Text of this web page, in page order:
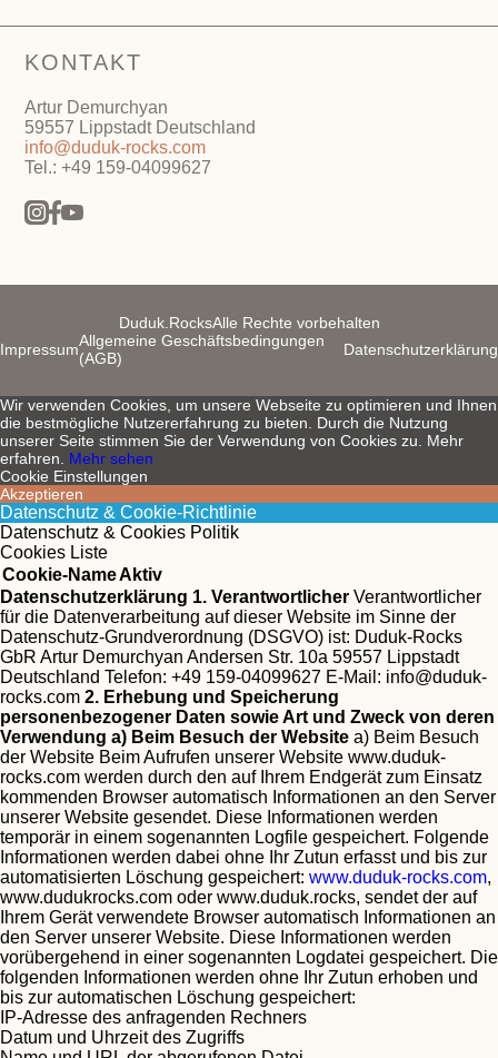
KONTAKT
Artur Demurchyan
59557 Lippstadt Deutschland
info@duduk-rocks.com
Tel.: +49 159-04099627
Duduk.RocksAlle Rechte vorbehalten
ImpressumAllgemeine Geschäftsbedingungen
(AGB)
Datenschutzerklärung
Wir verwenden Cookies, um unsere Webseite zu optimieren und Ihnen
die bestmögliche Nutzererfahrung zu bieten. Durch die Nutzung
unserer Seite stimmen Sie der Verwendung von Cookies zu. Mehr
erfahren. Mehr sehen
Cookie Einstellungen
Akzeptieren
Datenschutz & Cookie-Richtlinie
Datenschutz & Cookies Politik
Cookies Liste
Cookie-NameAktiv
Datenschutzerklärung 1. Verantwortlicher Verantwortlicher
für die Datenverarbeitung auf dieser Website im Sinne der
Datenschutz-Grundverordnung (DSGVO) ist: Duduk-Rocks
GbR Artur Demurchyan Andersen Str. 10a 59557 Lippstadt
Deutschland Telefon: +49 159-04099627 E-Mail: info@duduk-
rocks.com 2. Erhebung und Speicherung
personenbezogener Daten sowie Art und Zweck von deren
Verwendung a) Beim Besuch der Website a) Beim Besuch
der Website Beim Aufrufen unserer Website www.duduk-
rocks.com werden durch den auf Ihrem Endgerät zum Einsatz
kommenden Browser automatisch Informationen an den Server
unserer Website gesendet. Diese Informationen werden
temporär in einem sogenannten Logfile gespeichert. Folgende
Informationen werden dabei ohne Ihr Zutun erfasst und bis zur
automatisierten Löschung gespeichert: www.duduk-rocks.com,
www.dudukrocks.com oder www.duduk.rocks, sendet der auf
Ihrem Gerät verwendete Browser automatisch Informationen an
den Server unserer Website. Diese Informationen werden
vorübergehend in einer sogenannten Logdatei gespeichert. Die
folgenden Informationen werden ohne Ihr Zutun erhoben und
bis zur automatischen Löschung gespeichert:
IP-Adresse des anfragenden Rechners
Datum und Uhrzeit des Zugriffs